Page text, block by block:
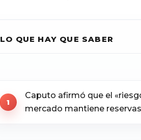
LO QUE HAY QUE SABER
Caputo afirmó que el
mercado mantiene